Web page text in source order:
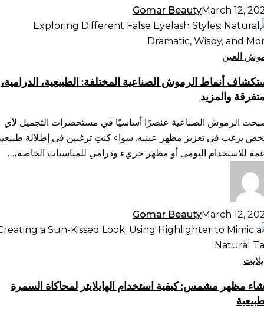
Gomar BeautyMarch 12,
العين
أنماط الرموش الصناعية المختلفة: الطبيعية، الدرامية،
والمزيد
الرموش الصناعية عنصرًا أساسيًا في مستحضرات التجميل لأي
يرغب في تعزيز مظهر عينيه. سواء كنتِ ترغبين في إطلالة
للاستخدام اليومي أو مظهر جريء ودرامي للمناسبات الخاصة،…
Gomar BeautyMarch 12,
مظهر مشمس: كيفية استخدام الهايلايتر لمحاكاة السمرة